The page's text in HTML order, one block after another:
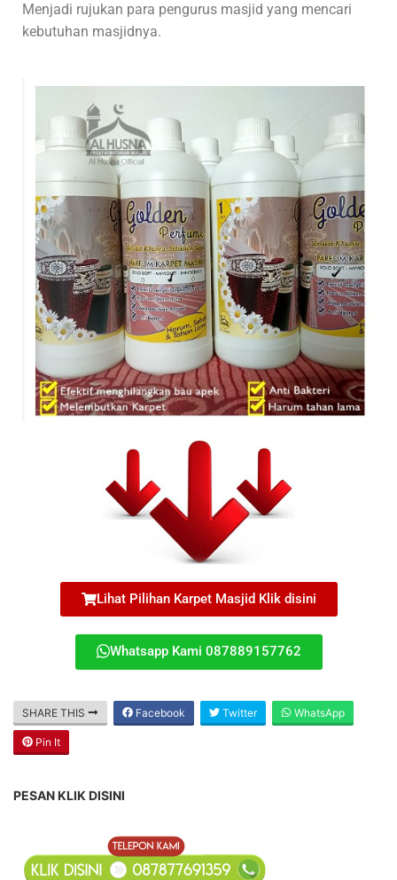
Menjadi rujukan para pengurus masjid yang mencari
kebutuhan masjidnya.
Lihat Pilihan Karpet Masjid Klik disini
Whatsapp Kami 087889157762
SHARE THIS Facebook Twitter WhatsApp
Pin It
PESAN KLIK DISINI